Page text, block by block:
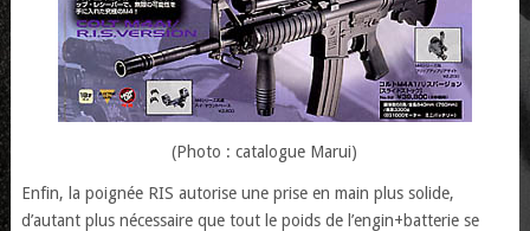
(Photo : catalogue Marui)
Enfin, la poignée RIS autorise une prise en main plus solide,
d’autant plus nécessaire que tout le poids de l’engin+batterie se